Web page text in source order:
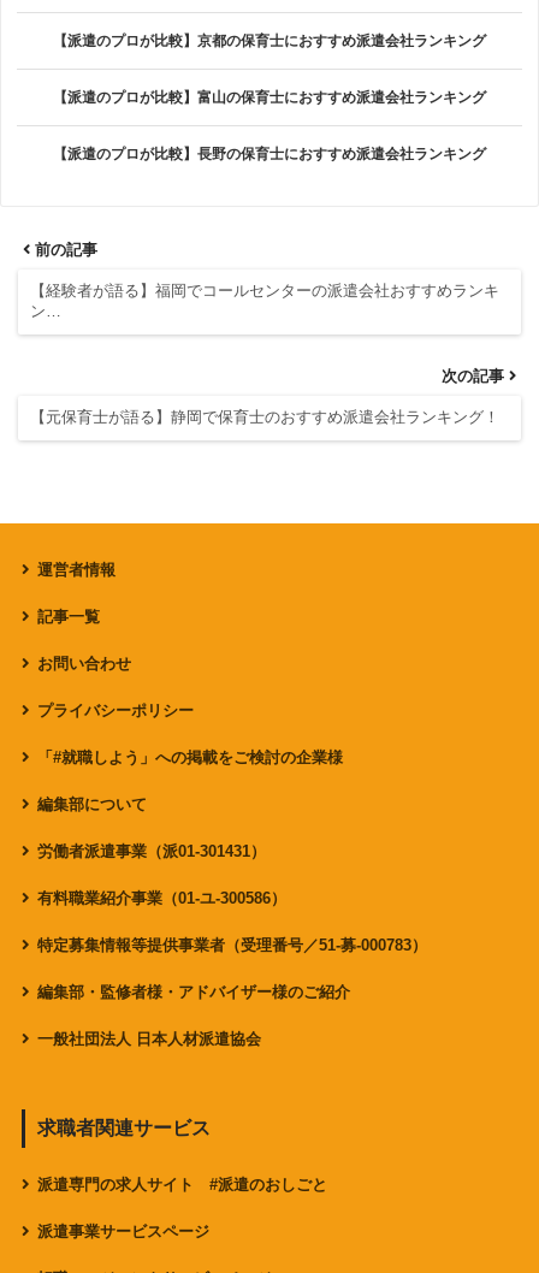
【派遣のプロが比較】京都の保育士におすすめ派遣会社ランキング
【派遣のプロが比較】富山の保育士におすすめ派遣会社ランキング
【派遣のプロが比較】長野の保育士におすすめ派遣会社ランキング
前の記事
【経験者が語る】福岡でコールセンターの派遣会社おすすめランキ
ン…
次の記事
【元保育士が語る】静岡で保育士のおすすめ派遣会社ランキング！
運営者情報
記事一覧
お問い合わせ
プライバシーポリシー
「#就職しよう」への掲載をご検討の企業様
編集部について
労働者派遣事業（派01-301431）
有料職業紹介事業（01-ユ-300586）
特定募集情報等提供事業者（受理番号／51-募-000783）
編集部・監修者様・アドバイザー様のご紹介
一般社団法人 日本人材派遣協会
求職者関連サービス
派遣専門の求人サイト #派遣のおしごと
派遣事業サービスページ